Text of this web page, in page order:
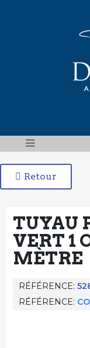
Retour
TUYAU
VERT 1
MÈTRE
RÉFÉRENCE
RÉFÉRENCE